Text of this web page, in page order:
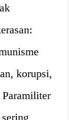
korupsi,
Paramiliter